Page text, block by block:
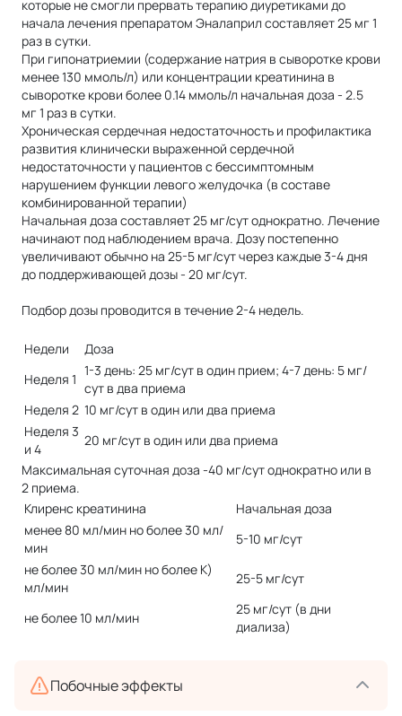
которые не смогли прервать терапию диуретиками до
начала лечения препаратом Эналаприл составляет 25 мг 1
раз в сутки.
При гипонатриемии (содержание натрия в сыворотке крови
менее 130 ммоль/л) или концентрации креатинина в
сыворотке крови более 0.14 ммоль/л начальная доза - 2.5
мг 1 раз в сутки.
Хроническая сердечная недостаточность и профилактика
развития клинически выраженной сердечной
недостаточности у пациентов с бессимптомным
нарушением функции левого желудочка (в составе
комбинированной терапии)
Начальная доза составляет 25 мг/сут однократно. Лечение
начинают под наблюдением врача. Дозу постепенно
увеличивают обычно на 25-5 мг/сут через каждые 3-4 дня
до поддерживающей дозы - 20 мг/сут.
Подбор дозы проводится в течение 2-4 недель.
Недели
Доза
Неделя 1
1-3 день: 25 мг/сут в один прием; 4-7 день: 5 мг/
сут в два приема
Неделя 2 10 мг/сут в один или два приема
Неделя 3
и 4
20 мг/сут в один или два приема
Максимальная суточная доза -40 мг/сут однократно или в
2 приема.
Клиренс креатинина
Начальная доза
менее 80 мл/мин но более 30 мл/
мин
5-10 мг/сут
не более 30 мл/мин но более К)
мл/мин
25-5 мг/сут
не более 10 мл/мин
25 мг/сут (в дни
диализа)
Побочные эффекты